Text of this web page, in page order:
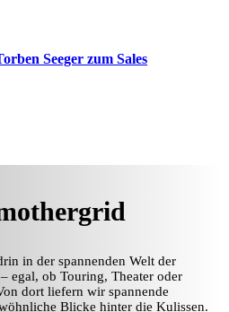
Seeger zum Sales
in der spannenden Welt der
egal, ob Touring, Theater oder
dort liefern wir spannende
Blicke hinter die Kulissen.